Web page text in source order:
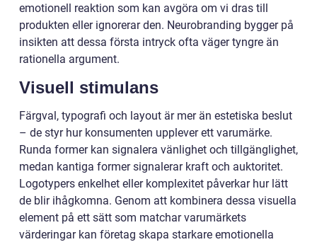
emotionell reaktion som kan avgöra om vi dras till
produkten eller ignorerar den. Neurobranding bygger på
insikten att dessa första intryck ofta väger tyngre än
rationella argument.
Visuell stimulans
Färgval, typografi och layout är mer än estetiska beslut
– de styr hur konsumenten upplever ett varumärke.
Runda former kan signalera vänlighet och tillgänglighet,
medan kantiga former signalerar kraft och auktoritet.
Logotypers enkelhet eller komplexitet påverkar hur lätt
de blir ihågkomna. Genom att kombinera dessa visuella
element på ett sätt som matchar varumärkets
värderingar kan företag skapa starkare emotionella